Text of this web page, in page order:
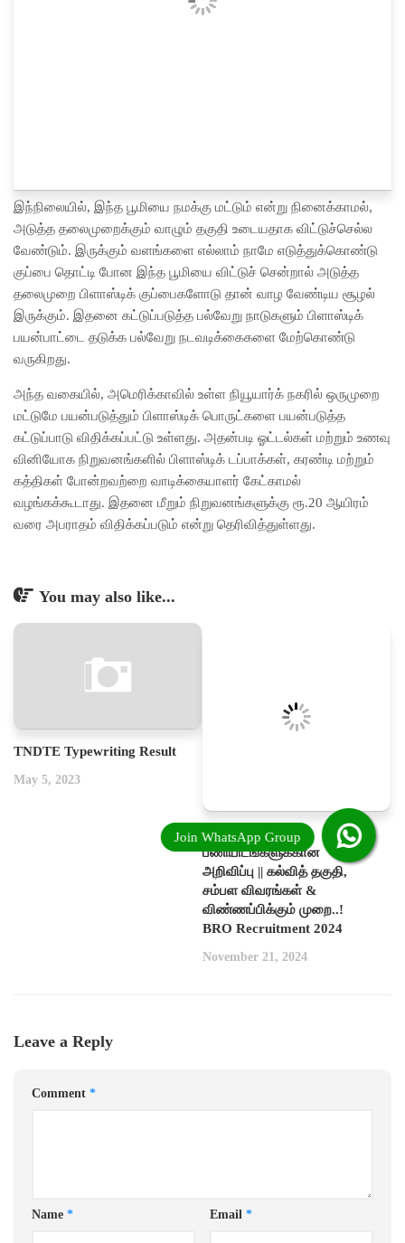
இந்நிலையில், இந்த பூமியை நமக்கு மட்டும் என்று நினைக்காமல்,
அடுத்த தலைமுறைக்கும் வாழும் தகுதி உடையதாக விட்டுச்செல்ல
வேண்டும். இருக்கும் வளங்களை எல்லாம் நாமே எடுத்துக்கொண்டு
குப்பை தொட்டி போன இந்த பூமியை விட்டுச் சென்றால் அடுத்த
தலைமுறை பிளாஸ்டிக் குப்பைகளோடு தான் வாழ வேண்டிய சூழல்
இருக்கும். இதனை கட்டுப்படுத்த பல்வேறு நாடுகளும் பிளாஸ்டிக்
பயன்பாட்டை தடுக்க பல்வேறு நடவடிக்கைகளை மேற்கொண்டு
வருகிறது.
அந்த வகையில், அமெரிக்காவில் உள்ள நியூயார்க் நகரில் ஒருமுறை
மட்டுமே பயன்படுத்தும் பிளாஸ்டிக் பொருட்களை பயன்படுத்த
கட்டுப்பாடு விதிக்கப்பட்டு உள்ளது. அதன்படி ஓட்டல்கள் மற்றும் உணவு
வினியோக நிறுவனங்களில் பிளாஸ்டிக் டப்பாக்கள், கரண்டி மற்றும்
கத்திகள் போன்றவற்றை வாடிக்கையாளர் கேட்காமல்
வழங்கக்கூடாது. இதனை மீறும் நிறுவனங்களுக்கு ரூ.20 ஆயிரம்
வரை அபராதம் விதிக்கப்படும் என்று தெரிவித்துள்ளது.
You may also like...
TNDTE Typewriting Result
May 5, 2023
466 அரசு காலிப்
பணியிடங்களுக்கான
அறிவிப்பு || கல்வித் தகுதி,
சம்பள விவரங்கள் &
விண்ணப்பிக்கும் முறை..!
BRO Recruitment 2024
November 21, 2024
Leave a Reply
Comment *
Name * Email *